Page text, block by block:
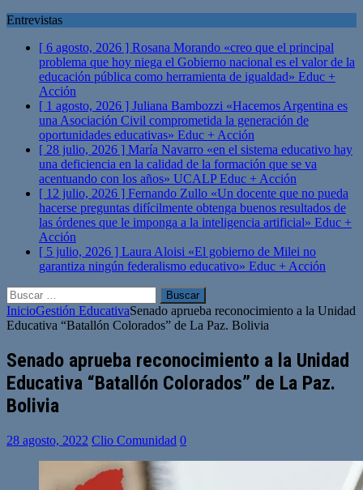
Entrevistas
[ 6 agosto, 2026 ] Rosana Morando «creo que el principal
problema que hoy niega el Gobierno nacional es el valor de la
educación pública como herramienta de igualdad» Educ +
Acción
[ 1 agosto, 2026 ] Juliana Bambozzi «Hacemos Argentina es
una Asociación Civil comprometida la generación de
oportunidades educativas» Educ + Acción
[ 28 julio, 2026 ] María Navarro «en el sistema educativo hay
una deficiencia en la calidad de la formación que se va
acentuando con los años» UCALPEduc + Acción
[ 12 julio, 2026 ] Fernando Zullo «Un docente que no pueda
hacerse preguntas difícilmente obtenga buenos resultados de
las órdenes que le imponga a la inteligencia artificial» Educ +
Acción
[ 5 julio, 2026 ] Laura Aloisi «El gobierno de Milei no
garantiza ningún federalismo educativo» Educ + Acción
Buscar:
InicioGestión EducativaSenado aprueba reconocimiento a la Unidad
Educativa “Batallón Colorados” de La Paz. Bolivia
Senado aprueba reconocimiento a la Unidad
Educativa “Batallón Colorados” de La Paz.
Bolivia
28 agosto, 2022 Clio Comunidad 0